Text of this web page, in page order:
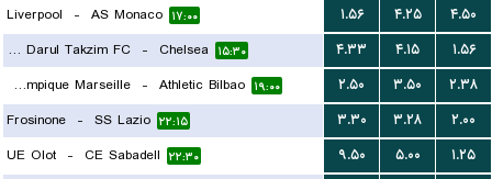
Liverpool - AS Monaco ۱۷:۰۰ ۱.۵۶ ۴.۲۵
۴.۵۰
Johor Darul Takzim FC
- Chelsea ۱۵:۳۰ ۴.۳۳ ۴.۱۵
۱.۵۶
Olympique Marseille
- Athletic Bilbao ۱۹:۰۰ ۲.۵۰ ۳.۵۰
۲.۳۸
Frosinone - SS Lazio ۲۲:۱۵ ۳.۳۰ ۳.۲۸
۲.۰۰
UE Olot - CE Sabadell ۲۲:۳۰ ۹.۵۰ ۵.۰۰
۱.۲۵